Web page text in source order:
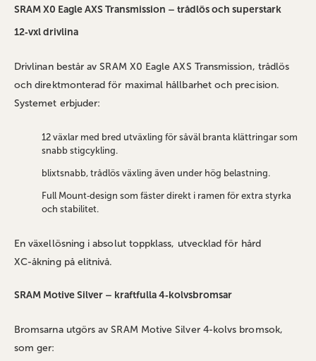
SRAM X0 Eagle AXS Transmission – trådlös och superstark
12‑vxl drivlina
Drivlinan består av SRAM X0 Eagle AXS Transmission, trådlös
och direktmonterad för maximal hållbarhet och precision.
Systemet erbjuder:
12 växlar med bred utväxling för såväl branta klättringar som
snabb stigcykling.
blixtsnabb, trådlös växling även under hög belastning.
Full Mount‑design som fäster direkt i ramen för extra styrka
och stabilitet.
En växellösning i absolut toppklass, utvecklad för hård
XC‑åkning på elitnivå.
SRAM Motive Silver – kraftfulla 4‑kolvsbromsar
Bromsarna utgörs av SRAM Motive Silver 4‑kolvs bromsok,
som ger: